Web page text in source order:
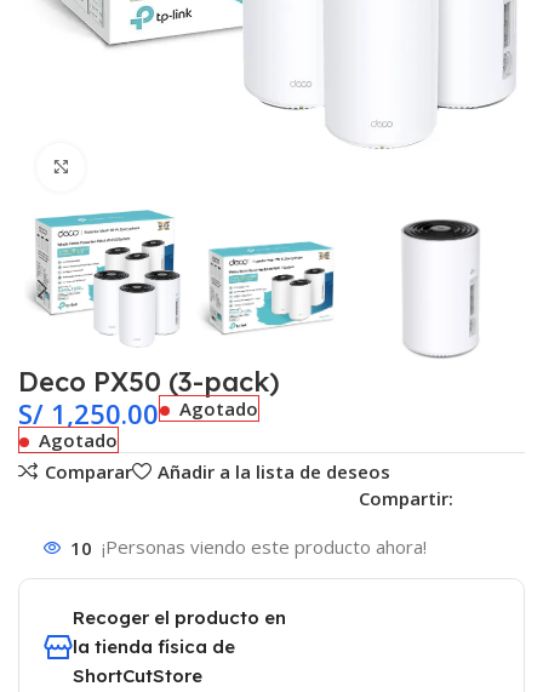
Deco PX50 (3-pack)
S/ 1,250.00
Agotado
Agotado
Comparar
Añadir a la lista de deseos
Compartir:
10 ¡Personas viendo este producto ahora!
Recoger el producto en
la tienda física de
ShortCutStore